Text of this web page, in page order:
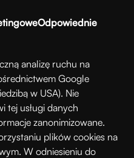
Odpowiednie
analizę ruchu na
Google
w USA). Nie
tej usługi danych
zanonimizowane.
plików cookies na
W odniesieniu do